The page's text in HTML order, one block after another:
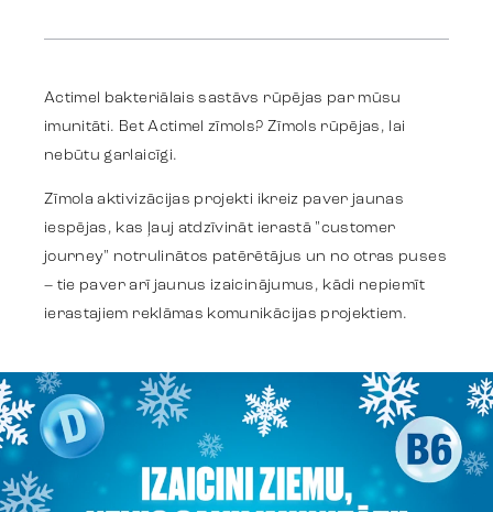
Identity
Team
Trends
Get in touch
Actimel bakteriālais sastāvs rūpējas par mūsu
imunitāti. Bet Actimel zīmols? Zīmols rūpējas, lai
nebūtu garlaicīgi.
Zīmola aktivizācijas projekti ikreiz paver jaunas
iespējas, kas ļauj atdzīvināt ierastā "customer
journey" notrulinātos patērētājus un no otras puses
– tie paver arī jaunus izaicinājumus, kādi nepiemīt
ierastajiem reklāmas komunikācijas projektiem.